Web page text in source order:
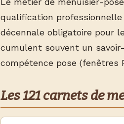
qualification professionnelle
décennale obligatoire pour
cumulent souvent un
compétence pose (fenêtres
Les 121 carnets de